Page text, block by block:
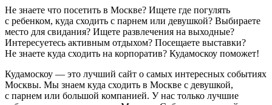
Не знаете что посетить в Москве? Ищете где погулять
с ребенком, куда сходить с парнем или девушкой? Выбираете
место для свидания? Ищете развлечения на выходные?
Интересуетесь активным отдыхом? Посещаете выставки?
Не знаете куда сходить на корпоратив? Кудамоскоу поможет!
Кудамоскоу — это лучший сайт о самых интересных событиях
Москвы. Мы знаем куда сходить в Москве с девушкой,
с парнем или большой компанией. У нас только лучшие